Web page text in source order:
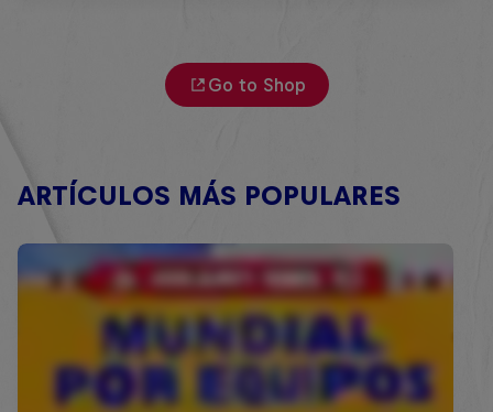
Go to Shop
ARTÍCULOS MÁS POPULARES